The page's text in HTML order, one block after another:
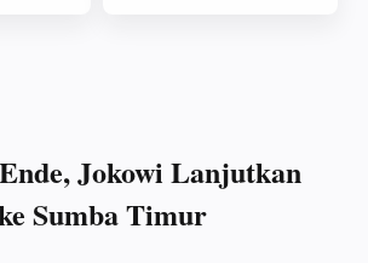
Jokowi Lanjutkan
Sumba Timur